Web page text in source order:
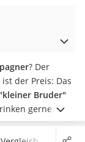
? Der
der Preis: Das
"kleiner Bruder"
gerne
dienach
Am liebsten